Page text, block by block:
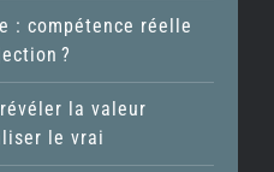
: compétence réelle
?
la valeur
le vrai